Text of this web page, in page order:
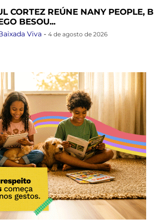
CORTEZ REÚNE NANY PEOPLE,
BESOU...
Viva - 4 de agosto de 2026